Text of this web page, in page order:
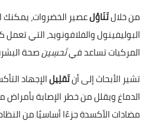
من خلالتَنَاوُلعصير الخضروات،
البوليفينول والفلافونويد، التي
المركبات تساعد فيتَحسِينصحة
تشير الأبحاث إلى أنتَقلِيلالإجهاد
الدماغ ويقلل من خطر الإصابة بأمراض
مضادات الأكسدة جزءًا أساسيًا من